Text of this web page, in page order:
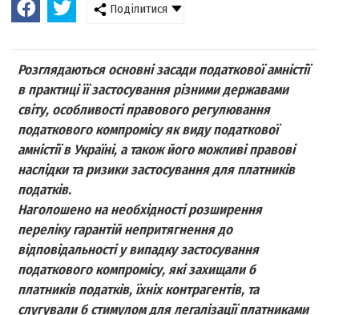
Поділитися
Розглядаються основні засади податкової амністії
в практиці її застосування різними державами
світу, особливості правового регулювання
податкового компромісу як виду податкової
амністії в Україні, а також його можливі правові
наслідки та ризики застосування для платників
податків.
Наголошено на необхідності розширення
переліку гарантій непритягнення до
відповідальності у випадку застосування
податкового компромісу, які захищали б
платників податків, їхніх контрагентів, та
слугували б стимулом для легалізації платниками